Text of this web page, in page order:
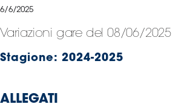
Serie
Femminile
del
Shop
6/6/2025
Variazioni gare del 08/06/2025
Stagione: 2024-2025
ALLEGATI